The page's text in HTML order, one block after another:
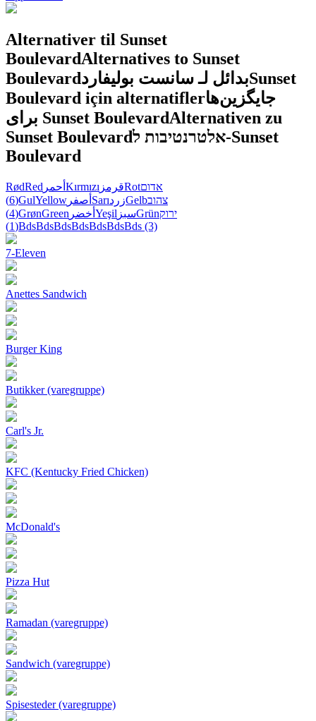
Alternativer til Sunset
BoulevardAlternatives to Sunset
Boulevardبدائل لـ سانست بوليفاردSunset
Boulevard için alternatiflerجایگزین‌ها
برای Sunset BoulevardAlternativen zu
Sunset Boulevardאלטרנטיבות ל-Sunset
Boulevard
RødRed أحمر Kırmızı قرمزRotאדום
(6)GulYellow أصفر SarıزردGelbצהוב
(4)GrønGreen أخضر Yeşil سبزGrünירוק
(1)BdsBdsBdsBdsBdsBdsBds (3)
7-Eleven
Anettes Sandwich
Burger King
Butikker (varegruppe)
Carl's Jr.
KFC (Kentucky Fried Chicken)
McDonald's
Pizza Hut
Ramadan (varegruppe)
Sandwich (varegruppe)
Spisesteder (varegruppe)